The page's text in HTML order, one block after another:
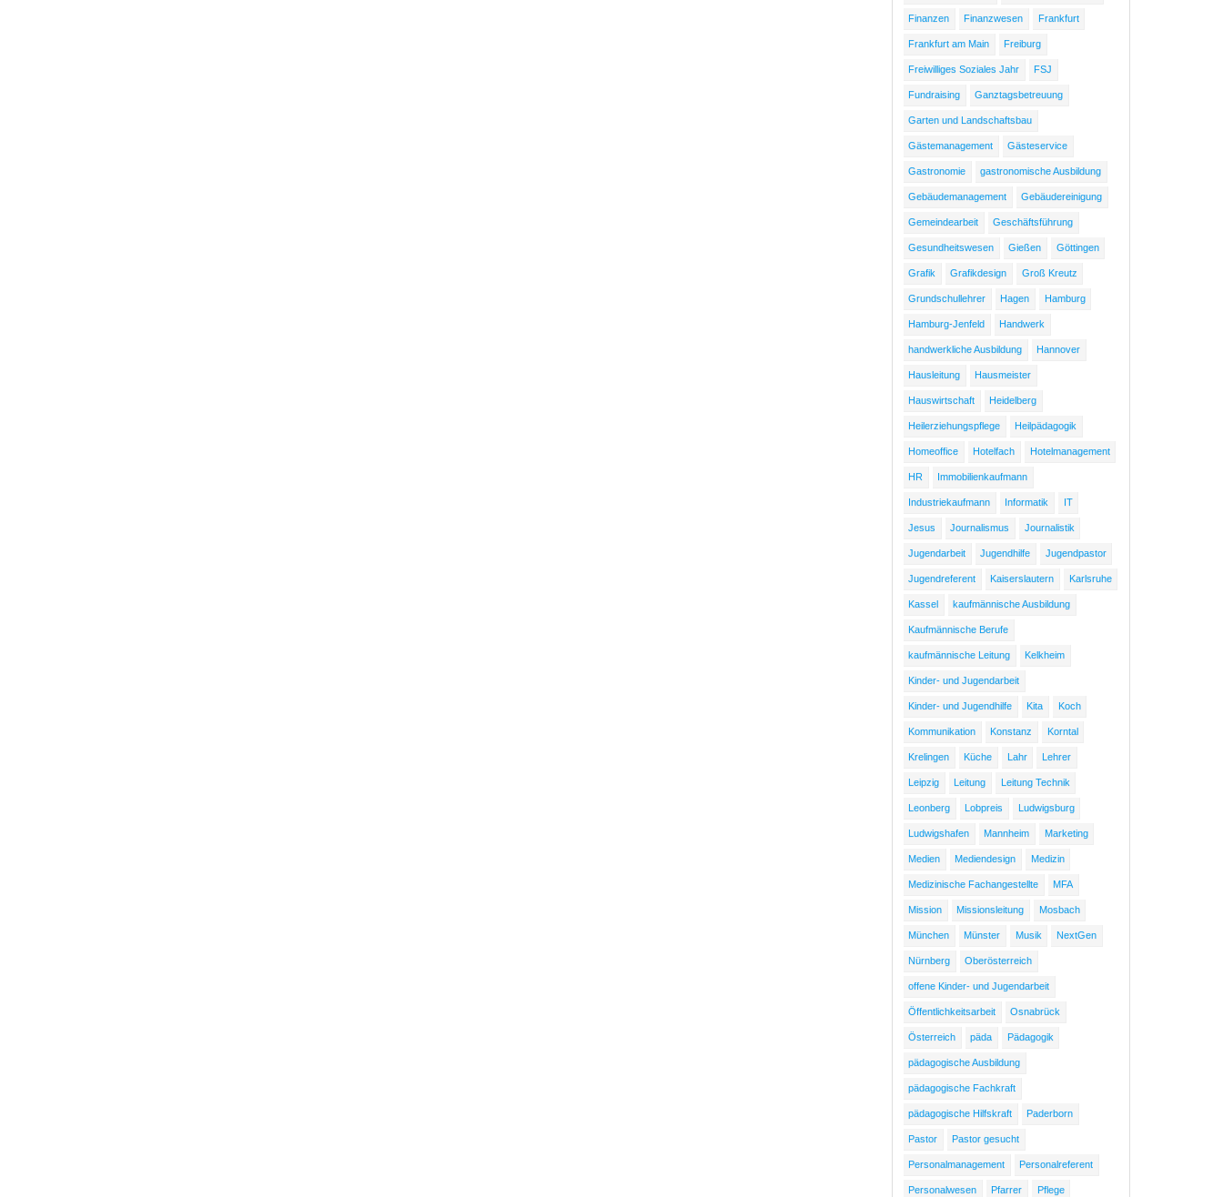
Finanzen Finanzwesen Frankfurt
Frankfurt am Main Freiburg
Freiwilliges Soziales Jahr FSJ
Fundraising Ganztagsbetreuung
Garten und Landschaftsbau
Gästemanagement Gästeservice
Gastronomie gastronomische Ausbildung
Gebäudemanagement Gebäudereinigung
Gemeindearbeit Geschäftsführung
Gesundheitswesen Gießen Göttingen
Grafik Grafikdesign Groß Kreutz
Grundschullehrer Hagen Hamburg
Hamburg-Jenfeld Handwerk
handwerkliche Ausbildung Hannover
Hausleitung Hausmeister
Hauswirtschaft Heidelberg
Heilerziehungspflege Heilpädagogik
Homeoffice Hotelfach Hotelmanagement
HR Immobilienkaufmann
Industriekaufmann Informatik IT
Jesus Journalismus Journalistik
Jugendarbeit Jugendhilfe Jugendpastor
Jugendreferent Kaiserslautern Karlsruhe
Kassel kaufmännische Ausbildung
Kaufmännische Berufe
kaufmännische Leitung Kelkheim
Kinder- und Jugendarbeit
Kinder- und Jugendhilfe Kita Koch
Kommunikation Konstanz Korntal
Krelingen Küche Lahr Lehrer
Leipzig Leitung Leitung Technik
Leonberg Lobpreis Ludwigsburg
Ludwigshafen Mannheim Marketing
Medien Mediendesign Medizin
Medizinische Fachangestellte MFA
Mission Missionsleitung Mosbach
München Münster Musik NextGen
Nürnberg Oberösterreich
offene Kinder- und Jugendarbeit
Öffentlichkeitsarbeit Osnabrück
Österreich päda Pädagogik
pädagogische Ausbildung
pädagogische Fachkraft
pädagogische Hilfskraft Paderborn
Pastor Pastor gesucht
Personalmanagement Personalreferent
Personalwesen Pfarrer Pflege